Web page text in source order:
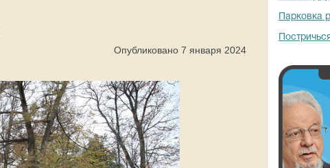
Опубликовано 7 января 2024
Парковка